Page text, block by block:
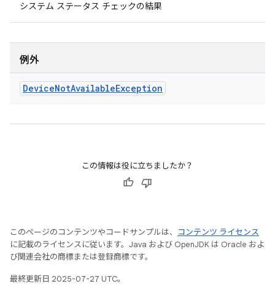
システム ステータス チェックの結果
例外
DeviceNotAvailableException
この情報は役に立ちましたか？
このページのコンテンツやコードサンプルは、
コンテンツ ライセンス
に記載のライセンスに従います。Java および OpenJDK は Oracle およ
び関連会社の商標または登録商標です。
最終更新日 2025-07-27 UTC。